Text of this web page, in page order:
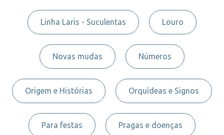
Linha Laris - Suculentas Louro
Novas mudas Números
Origem e Histórias Orquídeas e Signos
Para festas Pragas e doenças